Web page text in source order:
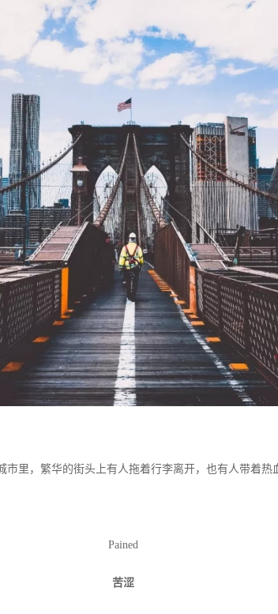
市里，繁华的街头上有人拖着行李离开，也有人带着热
Pained
苦涩